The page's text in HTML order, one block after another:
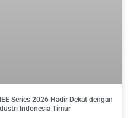
Series 2026 Hadir Dekat dengan
Indonesia Timur